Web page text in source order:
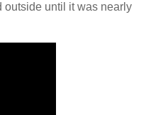
outside until it was nearly